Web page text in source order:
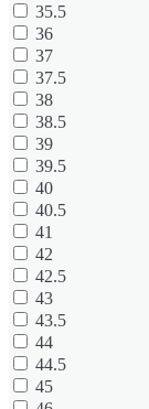
35.5
36
37
37.5
38
38.5
39
39.5
40
40.5
41
42
42.5
43
43.5
44
44.5
45